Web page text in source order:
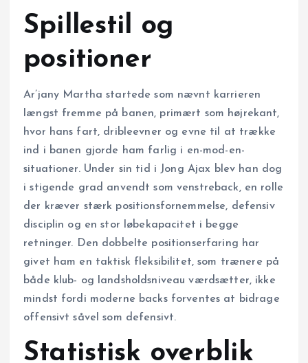
Spillestil og
positioner
Ar’jany Martha startede som nævnt karrieren
længst fremme på banen, primært som højrekant,
hvor hans fart, dribleevner og evne til at trække
ind i banen gjorde ham farlig i en-mod-en-
situationer. Under sin tid i Jong Ajax blev han dog
i stigende grad anvendt som venstreback, en rolle
der kræver stærk positionsfornemmelse, defensiv
disciplin og en stor løbekapacitet i begge
retninger. Den dobbelte positionserfaring har
givet ham en taktisk fleksibilitet, som trænere på
både klub- og landsholdsniveau værdsætter, ikke
mindst fordi moderne backs forventes at bidrage
offensivt såvel som defensivt.
Statistisk overblik